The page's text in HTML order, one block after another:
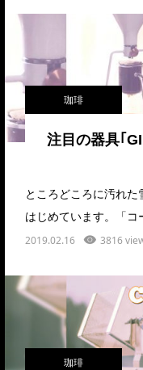
珈琲
注目の器具｢
ところどころに汚れ
はじめています。「
2019.02.16 3816
珈琲